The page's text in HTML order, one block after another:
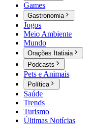
Games
Gastronomia
Jogos
Meio Ambiente
Mundo
Orações Itatiaia
Podcasts
Pets e Animais
Política
Saúde
Trends
Turismo
Últimas Notícias